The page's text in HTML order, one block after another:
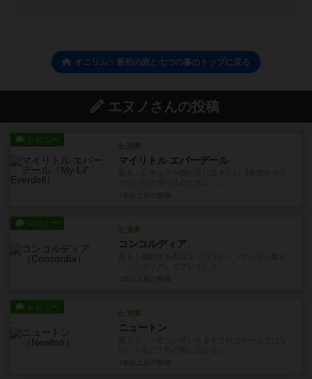
オニリム：最初の旅と七つの書のトップに戻る
エヌノさんの投稿
レビュー
充実
マイリトル エバーデール
レビュー
充実
コンコルディア
レビュー
充実
ニュートン